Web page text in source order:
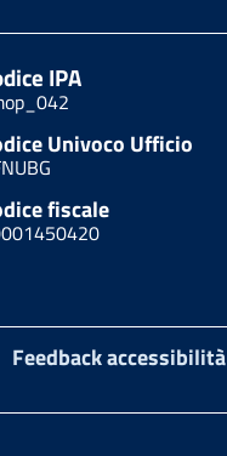
IPA
Univoco Ufficio
fiscale
Feedback accessibilità